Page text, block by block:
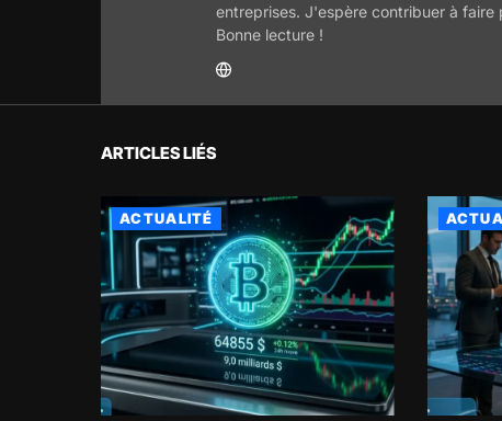
entreprises. J'espère contribuer à faire
Bonne lecture !
ARTICLES LIÉS
ACTUALITÉ